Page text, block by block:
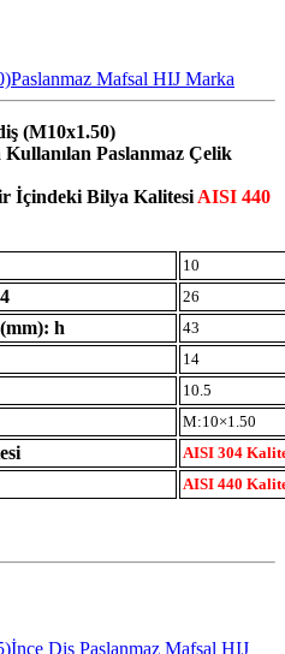
Mafsal HIJ Marka
(M10x1.50)
Paslanmaz Çelik
İçindeki Bilya Kalitesi AISI 440
10
26
h 43
14
10.5
M:10×1.50
AISI 304
AISI 440
Diş Paslanmaz Mafsal HIJ